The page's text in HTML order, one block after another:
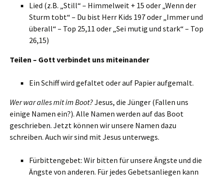
Lied (z.B. „Still“ – Himmelweit + 15 oder „Wenn der
Sturm tobt“ – Du bist Herr Kids 197 oder „Immer und
überall“ – Top 25,11 oder „Sei mutig und stark“ – Top
26,15)
Teilen – Gott verbindet uns miteinander
Ein Schiff wird gefaltet oder auf Papier aufgemalt.
Wer war alles mit im Boot?Jesus, die Jünger (Fallen uns
einige Namen ein?). Alle Namen werden auf das Boot
geschrieben. Jetzt können wir unsere Namen dazu
schreiben. Auch wir sind mit Jesus unterwegs.
Fürbittengebet: Wir bitten für unsere Ängste und die
Ängste von anderen. Für jedes Gebetsanliegen kann